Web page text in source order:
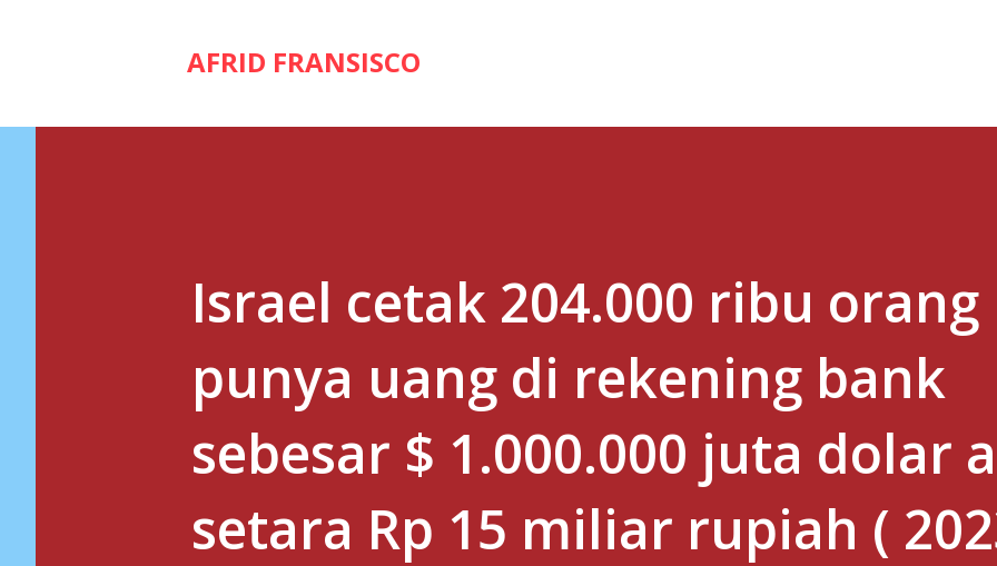
AFRID FRANSISCO
Israel cetak 204.000 ribu orang
punya uang di rekening bank
sebesar $ 1.000.000 juta dolar
setara Rp 15 miliar rupiah (